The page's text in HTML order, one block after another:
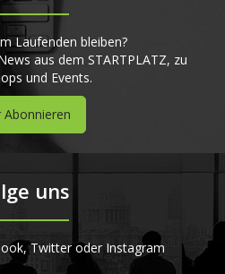
Laufenden bleiben?
aus dem STARTPLATZ, zu
und Events.
Abonnieren
uns
Twitter oder Instagram